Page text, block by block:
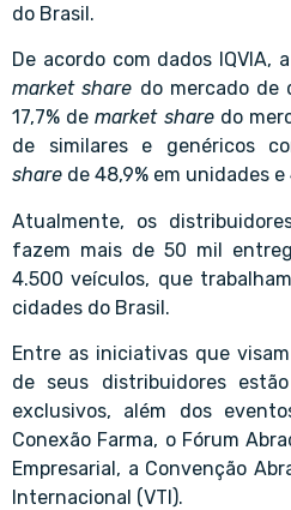
do Brasil.
De acordo com dados IQVIA,
market share do mercado de
17,7% demarket sharedo
de similares e genéricos
share de 48,9% em unidades e
Atualmente, os
fazem mais de 50 mil
4.500 veículos, que
cidades do Brasil.
Entre as iniciativas que
de seus distribuidores
exclusivos, além dos
Conexão Farma, o Fórum
Empresarial, a Convenção
Internacional (VTI).